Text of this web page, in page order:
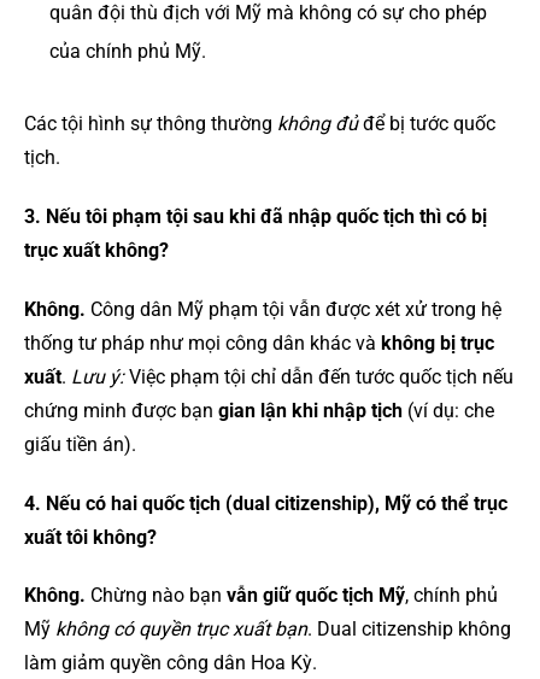
quân đội thù địch với Mỹ mà không có sự cho phép
của chính phủ Mỹ.
Các tội hình sự thông thường không đủđể bị tước quốc
tịch.
3. Nếu tôi phạm tội sau khi đã nhập quốc tịch thì có bị
trục xuất không?
Không. Công dân Mỹ phạm tội vẫn được xét xử trong hệ
thống tư pháp như mọi công dân khác và không bị trục
xuất. Lưu ý:Việc phạm tội chỉ dẫn đến tước quốc tịch nếu
chứng minh được bạn gian lận khi nhập tịch (ví dụ: che
giấu tiền án).
4. Nếu có hai quốc tịch (dual citizenship), Mỹ có thể trục
xuất tôi không?
Không. Chừng nào bạn vẫn giữ quốc tịch Mỹ, chính phủ
Mỹ không có quyền trục xuất bạn. Dual citizenship không
làm giảm quyền công dân Hoa Kỳ.